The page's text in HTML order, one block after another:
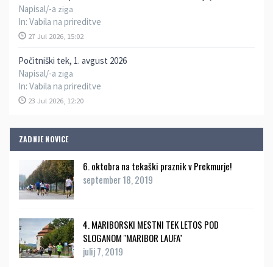
Napisal/-a ziga
In: Vabila na prireditve
27 Jul 2026, 15:02
Počitniški tek, 1. avgust 2026
Napisal/-a ziga
In: Vabila na prireditve
23 Jul 2026, 12:20
ZADNJE NOVICE
6. oktobra na tekaški praznik v Prekmurje!
september 18, 2019
4. MARIBORSKI MESTNI TEK LETOS POD
SLOGANOM ''MARIBOR LAUFA''
julij 7, 2019